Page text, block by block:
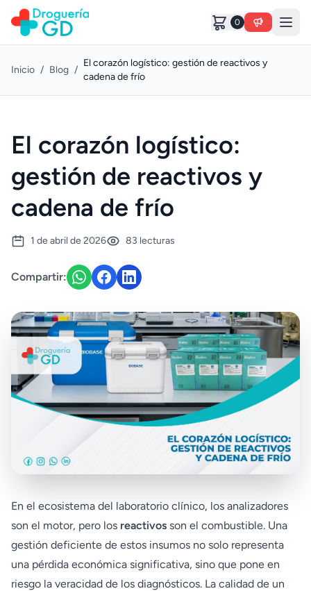
0
Inicio / Blog /
El corazón logístico: gestión de reactivos y
cadena de frío
El corazón logístico:
gestión de reactivos y
cadena de frío
1 de abril de 2026 83 lecturas
Compartir:
En el ecosistema del laboratorio clínico, los analizadores
son el motor, pero los reactivos son el combustible. Una
gestión deficiente de estos insumos no solo representa
una pérdida económica significativa, sino que pone en
riesgo la veracidad de los diagnósticos. La calidad de un